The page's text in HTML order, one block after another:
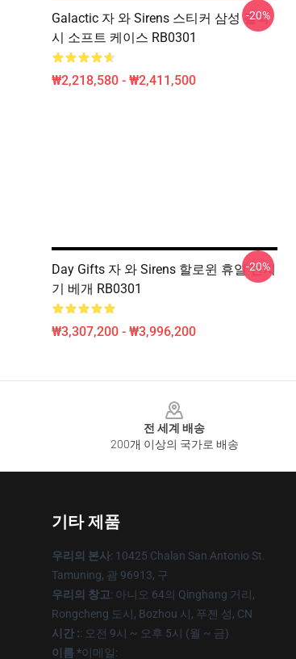
Galactic 자 와 Sirens 스티커 삼성 갤럭
시 소프트 케이스 RB0301
₩2,218,580 - ₩2,411,500
-20%
Day Gifts 자 와 Sirens 할로윈 휴일 던지
기 베개 RB0301
₩3,307,200 - ₩3,996,200
-20%
전 세계 배송
200개 이상의 국가로 배송
기타 제품
우리의 본사: 10425 Chalan San Antonio St.
Tamuning, 괌 96913, 구
우리의 창고: 아니오 64의 Qinghang 거리,
Rongcheng 도시, Bozhou 시, 푸젠 성, CN
시간 :: 오전 9시 ~ 오후 5시 (월 ~ 금)
이름 *이메일: